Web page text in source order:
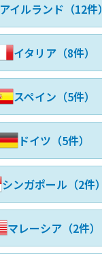
アイルランド（12件）
イタリア（8件）
スペイン（5件）
ドイツ（5件）
シンガポール（2件）
マレーシア（2件）